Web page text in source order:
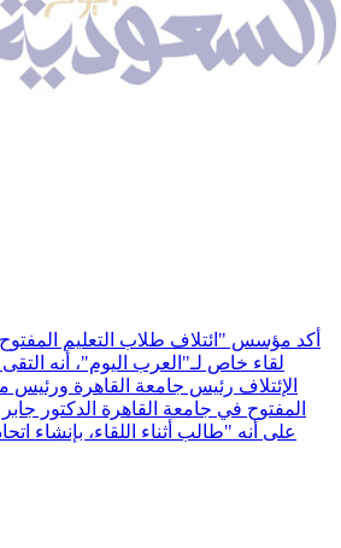
أكد مؤسس "ائتلاف طلاب التعليم
لقاء خاص لـ"العرب اليوم"، أنه
الإئتلاف رئيس جامعة القاهرة ورئيس
المفتوح في جامعة القاهرة الدكتور
على أنه "طالب أثناء اللقاء، بإنشاء